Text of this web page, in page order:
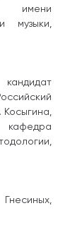
имени
музыки,